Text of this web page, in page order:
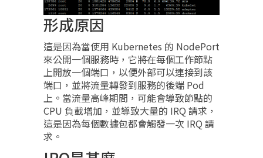
形成原因
這是因為當使用 Kubernetes 的 NodePort
來公開一個服務時，它將在每個工作節點
上開放一個端口，以便外部可以連接到該
端口，並將流量轉發到服務的後端 Pod
上。當流量高峰期間，可能會導致節點的
CPU 負載增加，並導致大量的 IRQ 請求，
這是因為每個數據包都會觸發一次 IRQ 請
求。